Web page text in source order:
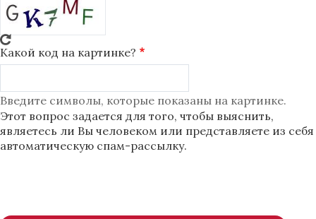
Какой код на картинке?
Введите символы, которые показаны на картинке.
Этот вопрос задается для того, чтобы выяснить,
являетесь ли Вы человеком или представляете из себя
автоматическую спам-рассылку.